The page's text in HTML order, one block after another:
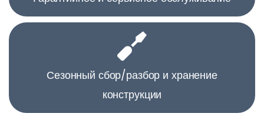
Сезонный сбор/разбор и хранение
конструкции